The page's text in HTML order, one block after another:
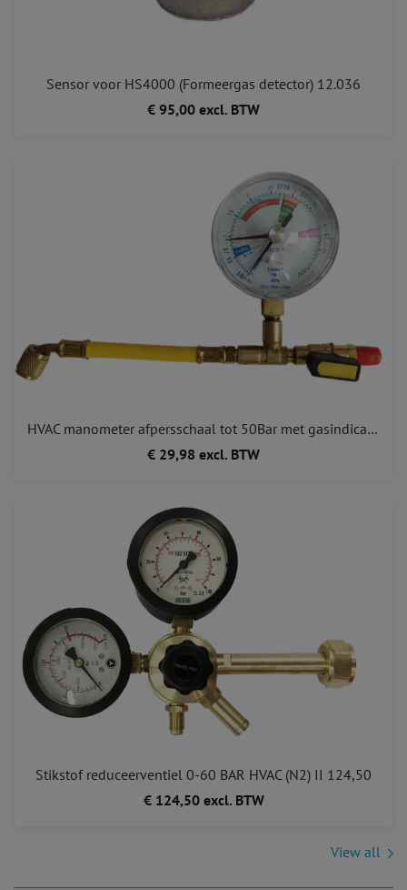
Sensor voor HS4000 (Formeergas detector) 12.036
€ 95,00 excl. BTW
HVAC manometer afpersschaal tot 50Bar met gasindicatie tbv stikstof en formeergas
€ 29,98 excl. BTW
Stikstof reduceerventiel 0-60 BAR HVAC (N2) II 124,50
€ 124,50 excl. BTW
View all